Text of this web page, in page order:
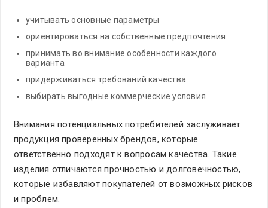
учитывать основные параметры
ориентироваться на собственные предпочтения
принимать во внимание особенности каждого
варианта
придерживаться требований качества
выбирать выгодные коммерческие условия
Внимания потенциальных потребителей заслуживает
продукция проверенных брендов, которые
ответственно подходят к вопросам качества. Такие
изделия отличаются прочностью и долговечностью,
которые избавляют покупателей от возможных рисков
и проблем.